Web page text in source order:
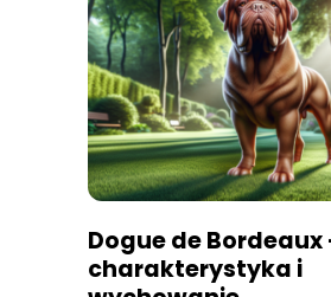
Dogue de Bordeaux
charakterystyka i